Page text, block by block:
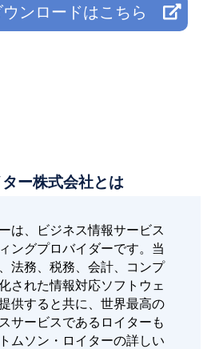
ンロードはこちら
ー株式会社とは
は、ビジネス情報サービス
ングプロバイダーです。当
法務、税務、会計、コンプ
された情報対応ソフトウェ
供すると共に、世界最高の
サービスであるロイターも
ムソン・ロイターの詳しい